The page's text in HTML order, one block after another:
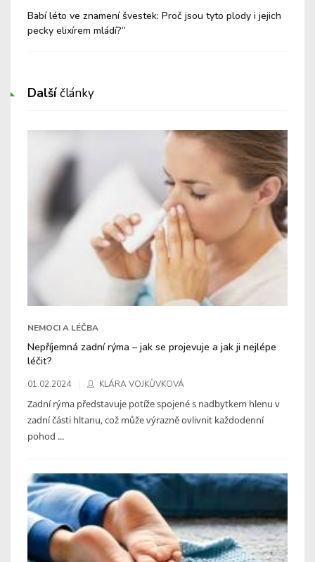
Babí léto ve znamení švestek: Proč jsou tyto plody i jejich
pecky elixírem mládí?“
Dalšíčlánky
NEMOCI A LÉČBA
Nepříjemná zadní rýma – jak se projevuje a jak ji nejlépe
léčit?
01.02.2024 KLÁRA VOJKŮVKOVÁ
Zadní rýma představuje potíže spojené s nadbytkem hlenu v
zadní části hltanu, což může výrazně ovlivnit každodenní
pohod ...